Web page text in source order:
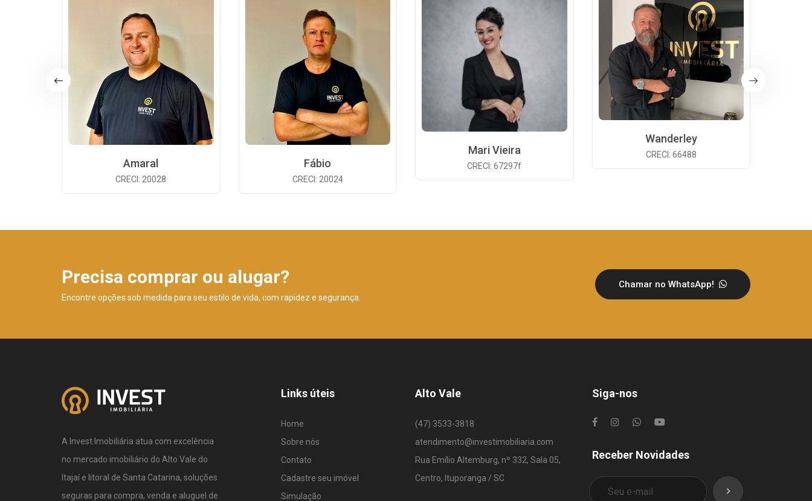
Amaral
CRECI: 20028
Fábio
CRECI: 20024
Mari Vieira
CRECI: 67297f
Wanderley
CRECI: 66488
Precisa comprar ou alugar?
Encontre opções sob medida para seu estilo de vida, com rapidez e segurança.
Chamar no WhatsApp!
A Invest Imobiliária atua com excelência
no mercado imobiliário do Alto Vale do
Itajaí e litoral de Santa Catarina, soluções
seguras para compra, venda e aluguel de
Links úteis
Home
Sobre nós
Contato
Cadastre seu imóvel
Simulação
Alto Vale
(47) 3533-3818
atendimento@investimobiliaria.com
Rua Emílio Altemburg, nº 332, Sala 05,
Centro, Ituporanga / SC
Siga-nos
Receber Novidades